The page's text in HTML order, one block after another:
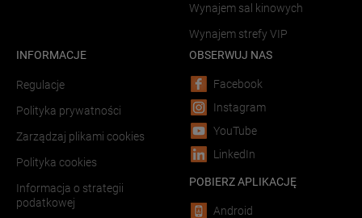
Wynajem sal kinowych
Wynajem strefy VIP
INFORMACJE
Regulacje
Polityka prywatności
Zarządzaj plikami cookies
Polityka cookies
Informacja o strategii
podatkowej
OBSERWUJ NAS
Facebook
Instagram
YouTube
LinkedIn
POBIERZ APLIKACJĘ
Android